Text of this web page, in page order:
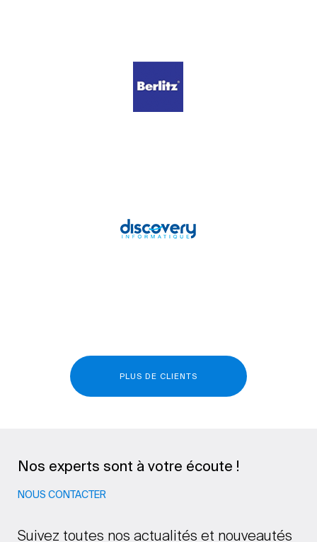
PLUS DE CLIENTS
Nos experts sont à votre écoute !
NOUS CONTACTER
Suivez toutes nos actualités et nouveautés